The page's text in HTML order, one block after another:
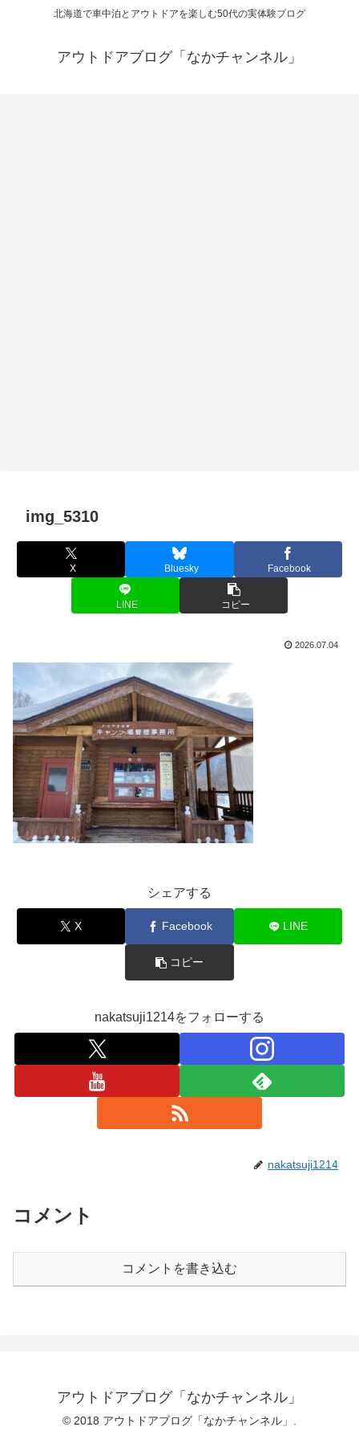
北海道で車中泊とアウトドアを楽しむ50代の実体験ブログ
アウトドアブログ「なかチャンネル」
img_5310
X Bluesky Facebook
LINE コピー
2026.07.04
シェアする
X Facebook LINE
コピー
nakatsuji1214をフォローする
nakatsuji1214
コメント
コメントを書き込む
アウトドアブログ「なかチャンネル」
© 2018 アウトドアブログ「なかチャンネル」.